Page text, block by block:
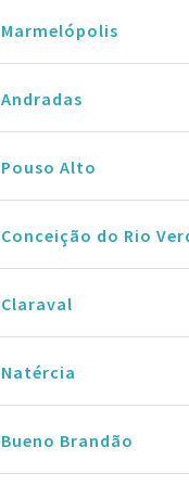
Marmelópolis
Andradas
Pouso Alto
Conceição do Rio
Claraval
Natércia
Bueno Brandão